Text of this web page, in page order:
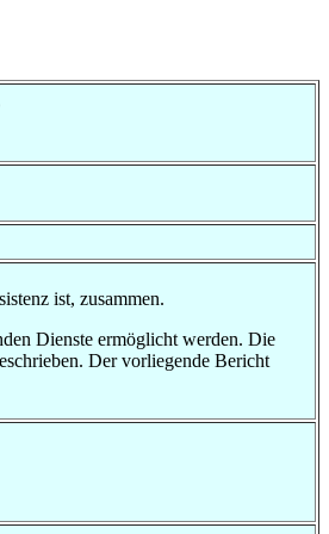
ist, zusammen.
Dienste ermöglicht werden. Die
Der vorliegende Bericht